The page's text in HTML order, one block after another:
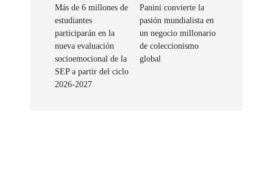
Más de 6 millones de
estudiantes
participarán en la
nueva evaluación
socioemocional de la
SEP a partir del ciclo
2026-2027
Panini convierte la
pasión mundialista en
un negocio millonario
de coleccionismo
global